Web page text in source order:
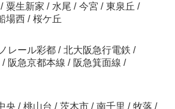
/ 粟生新家 / 水尾 / 今宮 / 東泉丘 /
場西 / 桜ケ丘
レール彩都 / 北大阪急行電鉄 /
/ 阪急京都本線 / 阪急箕面線 /
央 / 桃山台 / 茨木市 / 南千里 / 牧落 /